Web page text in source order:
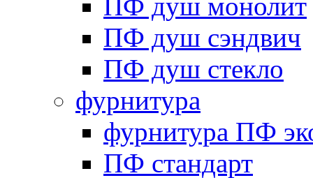
ПФ душ монолит
ПФ душ сэндвич
ПФ душ стекло
фурнитура
фурнитура ПФ
ПФ стандарт